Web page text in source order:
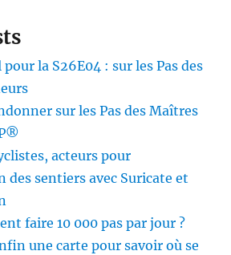
la S26E04 : sur les Pas des
sur les Pas des Maîtres
acteurs pour
des sentiers avec Suricate et
faire 10 000 pas par jour ?
une carte pour savoir où se